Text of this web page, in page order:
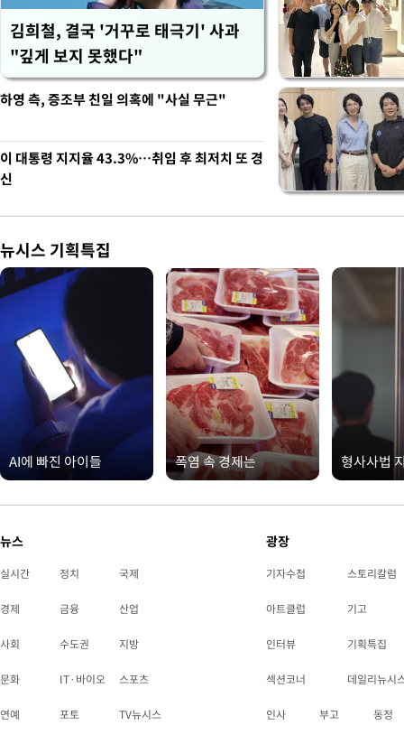
김희철, 결국 '거꾸로 태극기' 사과
"깊게 보지 못했다"
하영 측, 증조부 친일 의혹에 "사실 무근"
이 대통령 지지율 43.3%…취임 후 최저치 또 경
신
뉴시스 기획특집
AI에 빠진 아이들 폭염 속 경제는 형사사법
뉴스
실시간 정치 국제
경제 금융 산업
사회 수도권 지방
문화 IT·바이오 스포츠
연예 포토 TV뉴시스
광장
기자수첩 스토리칼럼
아트클럽 기고
인터뷰 기획특집
섹션코너 데일리뉴시
인사 부고 동정